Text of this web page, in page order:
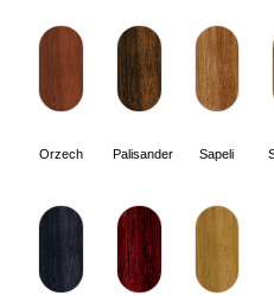
Orzech Palisander Sapeli